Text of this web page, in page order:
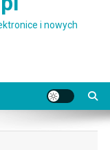
i nowych